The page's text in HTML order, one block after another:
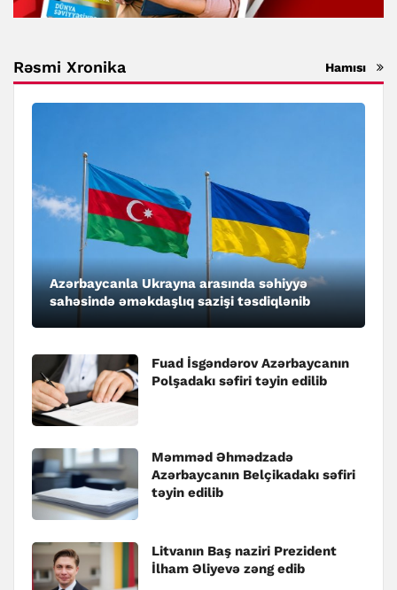
Rəsmi Xronika Hamısı
Azərbaycanla Ukrayna arasında səhiyyə
sahəsində əməkdaşlıq sazişi təsdiqlənib
Fuad İsgəndərov Azərbaycanın
Polşadakı səfiri təyin edilib
Məmməd Əhmədzadə
Azərbaycanın Belçikadakı səfiri
təyin edilib
Litvanın Baş naziri Prezident
İlham Əliyevə zəng edib